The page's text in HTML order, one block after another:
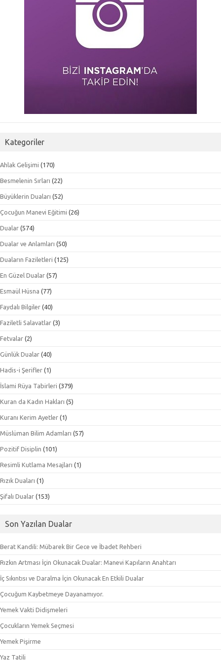
Kategoriler
Ahlak Gelişimi (170)
Besmelenin Sırları (22)
Büyüklerin Duaları (52)
Çocuğun Manevi Eğitimi (26)
Dualar (574)
Dualar ve Anlamları (50)
Duaların Faziletleri (125)
En Güzel Dualar (57)
Esmaül Hüsna (77)
Faydalı Bilgiler (40)
Faziletli Salavatlar (3)
Fetvalar (2)
Günlük Dualar (40)
Hadis-i Şerifler (1)
İslami Rüya Tabirleri (379)
Kuran da Kadın Hakları (5)
Kuranı Kerim Ayetler (1)
Müslüman Bilim Adamları (57)
Pozitif Disiplin (101)
Resimli Kutlama Mesajları (1)
Rızık Duaları (1)
Şifalı Dualar (153)
Son Yazılan Dualar
Berat Kandili: Mübarek Bir Gece ve İbadet Rehberi
Rızkın Artması İçin Okunacak Dualar: Manevi Kapıların Anahtarı
İç Sıkıntısı ve Daralma İçin Okunacak En Etkili Dualar
Çocuğum Kaybetmeye Dayanamıyor.
Yemek Vakti Didişmeleri
Çocukların Yemek Seçmesi
Yemek Pişirme
Yaz Tatili